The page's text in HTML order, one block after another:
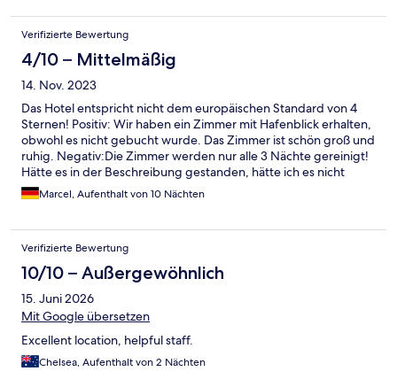
Preisen wünschenswert wäre. Das Badezimmer könnte etwas
moderner sein, und die Klimaanlage war sehr laut und konnte
nicht von mir abgestellt werden. Zum Glück hat die Haustechnik
das Gerät dann komplett ausgeschaltet. Alles in allem ein
schöner Aufenthalt mit viel Potenzial.
Verifizierte Bewertung
4/10 – Mittelmäßig
14. Nov. 2023
Das Hotel entspricht nicht dem europäischen Standard von 4
Sternen! Positiv: Wir haben ein Zimmer mit Hafenblick erhalten,
obwohl es nicht gebucht wurde. Das Zimmer ist schön groß und
ruhig. Negativ:Die Zimmer werden nur alle 3 Nächte gereinigt!
Hätte es in der Beschreibung gestanden, hätte ich es nicht
gebucht. Eine absolute Frechheit! Keine neuen Handtücher,
außer man fragt täglich danach. Das Bad wird nicht geputzt und
mir ein Apartment gebucht. Auf dem Nachttisch sammelten sich
die Staubflocken. Die Duschwanne wurde in 10 Nächten nicht
einmal gewischt. Es gibt niemanden, der sich um das Gepäck
kümmert. Man kann das Gepäck bei der Rezeption lassen, da
steht es aber für jeden zugänglich. Unser Zimmer war nicht im
15:00 Uhr fertig. Das Personal an der Rezeption war höflich,
nicht begrüßt. Das angepriesene Café hatte nicht einmal
geöffnet. Nie wieder!
Marcel, Aufenthalt von 10 Nächten
Verifizierte Bewertung
10/10 – Außergewöhnlich
15. Juni 2026
Mit Google übersetzen
Excellent location, helpful staff.
Chelsea, Aufenthalt von 2 Nächten